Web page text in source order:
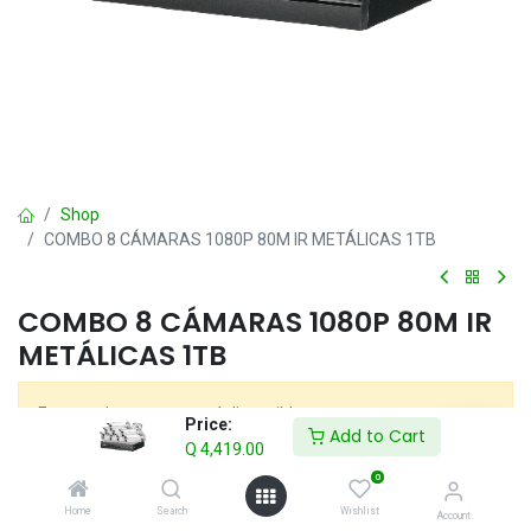
Price:
Q 4,419.00
Add to Cart
Home Search
0
Wishlist Account
Shop
COMBO 8 CÁMARAS 1080P 80M IR METÁLICAS 1TB
COMBO 8 CÁMARAS 1080P 80M IR
METÁLICAS 1TB
Este producto ya no está disponible.
COMBOS